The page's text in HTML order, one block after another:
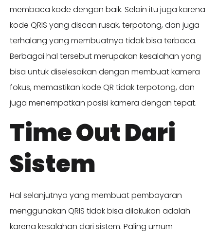
membaca kode dengan baik. Selain itu juga karena
kode QRIS yang discan rusak, terpotong, dan juga
terhalang yang membuatnya tidak bisa terbaca.
Berbagai hal tersebut merupakan kesalahan yang
bisa untuk diselesaikan dengan membuat kamera
fokus, memastikan kode QR tidak terpotong, dan
juga menempatkan posisi kamera dengan tepat.
Time Out Dari
Sistem
Hal selanjutnya yang membuat pembayaran
menggunakan QRIS tidak bisa dilakukan adalah
karena kesalahan dari sistem. Paling umum